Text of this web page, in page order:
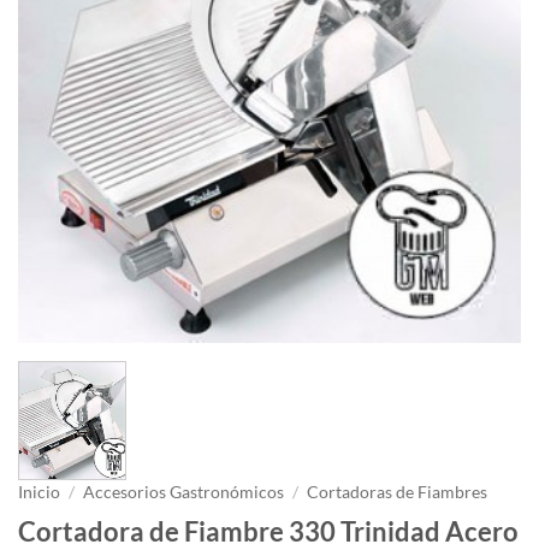
Inicio / Accesorios Gastronómicos / Cortadoras de Fiambres
Cortadora de Fiambre 330 Trinidad Acero